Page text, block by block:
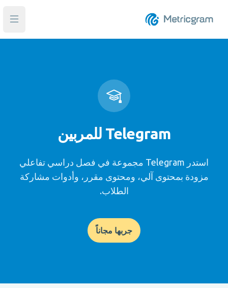
فتح
Telegram للمربين
استدر Telegram مجموعة في فصل دراسي تفاعلي
مزودة بمحتوى آلي، ومحتوى مقرر، وأدوات مشاركة
الطلاب.
جربها مجاناً